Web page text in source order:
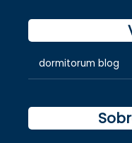
dormitorum blog